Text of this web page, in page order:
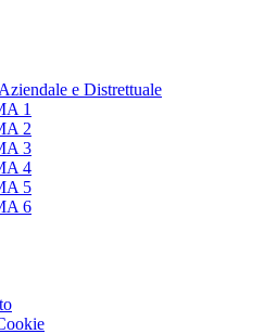
e Distrettuale
1
2
3
4
5
6